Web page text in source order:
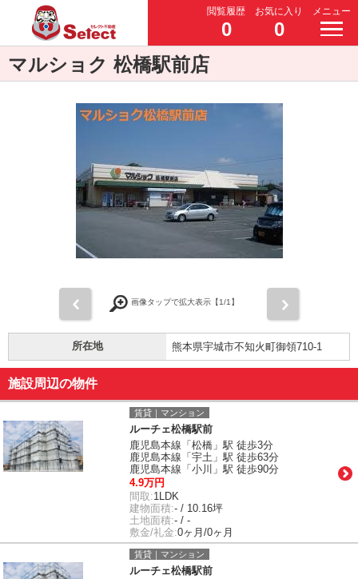
閲覧履歴
0
お気に入り
0
メニュー
マルショク 松橋駅前店
画像タップで拡大表示【1/1】
所在地 熊本県宇城市不知火町御領710-1
施設周辺の物件
賃貸｜マンション
ルーチェ松橋駅前
鹿児島本線「松橋」駅 徒歩3分
鹿児島本線「宇土」駅 徒歩63分
鹿児島本線「小川」駅 徒歩90分
4.9万円
間取:1LDK
建物面積:- / 10.16坪
土地面積:- / -
敷金/礼金:0ヶ月/0ヶ月
賃貸｜マンション
ルーチェ松橋駅前